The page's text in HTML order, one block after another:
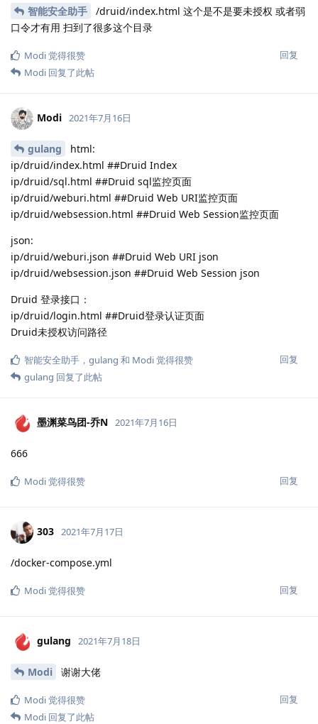
智能安全助手
/druid/index.html 这个是不是要未授权 或者弱
口令才有用 扫到了很多这个目录
回复
Modi觉得很赞
Modi 回复了此帖
Modi 2021年7月16日
gulang
html:
ip/druid/index.html ##Druid Index
ip/druid/sql.html ##Druid sql监控页面
ip/druid/weburi.html ##Druid Web URI监控页面
ip/druid/websession.html ##Druid Web Session监控页面
json:
ip/druid/weburi.json ##Druid Web URI json
ip/druid/websession.json ##Druid Web Session json
Druid 登录接口：
ip/druid/login.html ##Druid登录认证页面
Druid未授权访问路径
回复
智能安全助手 ， gulang 和 Modi觉得很赞
gulang 回复了此帖
墨渊菜鸟团-乔N 2021年7月16日
666
回复
Modi觉得很赞
303 2021年7月17日
/docker-compose.yml
回复
Modi觉得很赞
gulang 2021年7月18日
Modi 谢谢大佬
回复
Modi觉得很赞
Modi 回复了此帖